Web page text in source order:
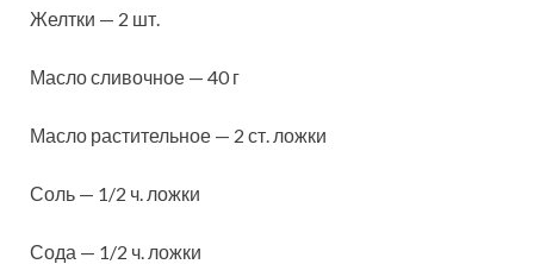
Желтки — 2 шт.
Масло сливочное — 40 г
Масло растительное — 2 ст. ложки
Соль — 1/2 ч. ложки
Сода — 1/2 ч. ложки